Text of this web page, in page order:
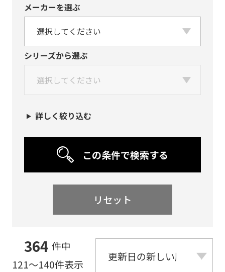
メーカーを選ぶ
シリーズから選ぶ
詳しく絞り込む
この条件で検索する
リセット
364 件中
121～140件表示